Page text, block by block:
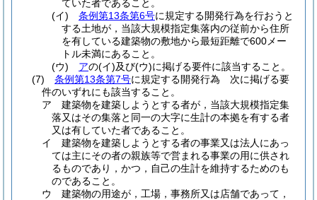
ていた者であること。
(イ)
条例第13条第6号に規定する開発行為を行おうと
する土地が，当該大規模指定集落内の従前から住所
を有している建築物の敷地から最短距離で600メー
トル未満にあること。
(ウ)
アの(イ)及び(ウ)に掲げる要件に該当すること。
(7)
条例第13条第7号に規定する開発行為 次に掲げる要
件のいずれにも該当すること。
ア
建築物を建築しようとする者が，当該大規模指定集
落又はその集落と同一の大字に生計の本拠を有する者
又は有していた者であること。
イ
建築物を建築しようとする者の事業又は法人にあっ
ては主にその者の親族等で営まれる事業の用に供され
るものであり，かつ，自己の生計を維持するためのも
のであること。
ウ
建築物の用途が，工場，事務所又は店舗であって，